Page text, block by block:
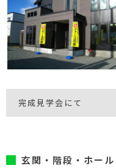
完成見学会にて
玄関・階段・ホール